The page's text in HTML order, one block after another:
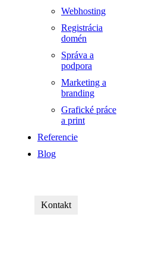
Webhosting
Registrácia
domén
Správa a
podpora
Marketing a
branding
Grafické práce
a print
Referencie
Blog
Kontakt